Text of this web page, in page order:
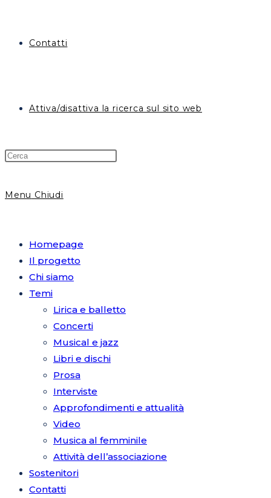
Contatti
Attiva/disattiva la ricerca sul sito web
Menu Chiudi
Homepage
Il progetto
Chi siamo
Temi
Lirica e balletto
Concerti
Musical e jazz
Libri e dischi
Prosa
Interviste
Approfondimenti e attualità
Video
Musica al femminile
Attività dell’associazione
Sostenitori
Contatti